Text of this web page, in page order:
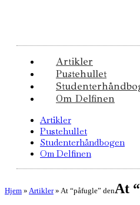
Artikler
Pustehullet
Om Delfinen
Artikler
Pustehullet
Studenterhåndbogen
Om Delfinen
Hjem » Artikler» At “påfugle” denAt